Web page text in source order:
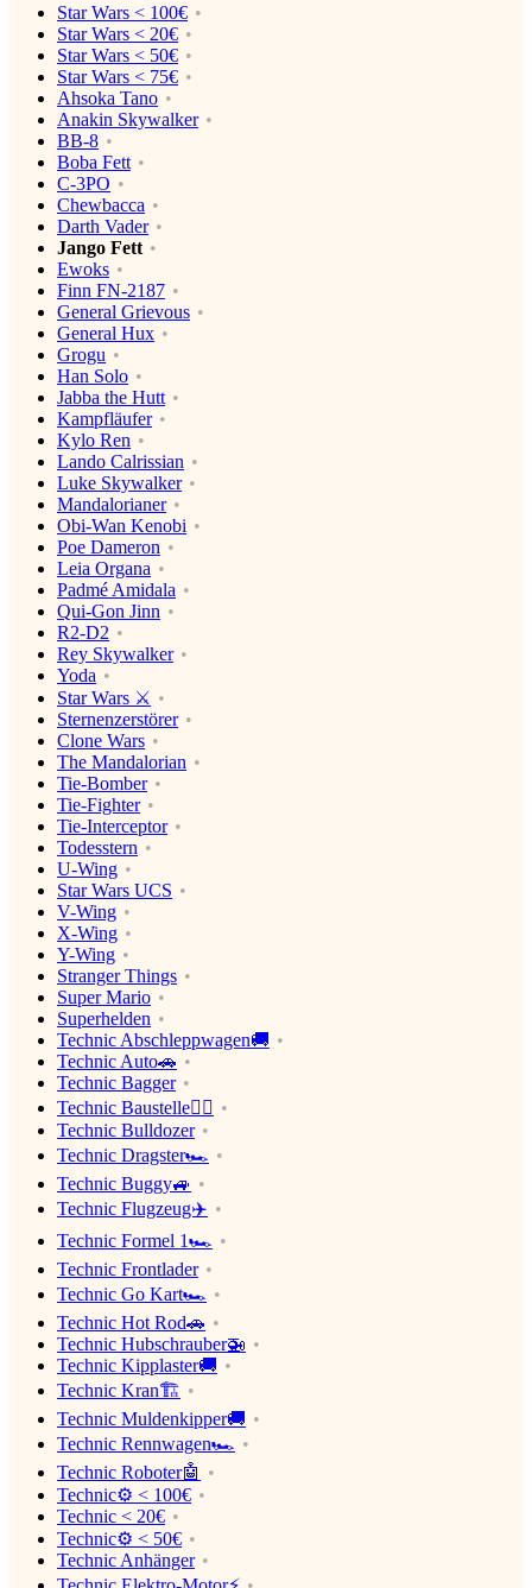
Star Wars < 100€
Star Wars < 20€
Star Wars < 50€
Star Wars < 75€
Ahsoka Tano
Anakin Skywalker
BB-8
Boba Fett
C-3PO
Chewbacca
Darth Vader
Jango Fett
Ewoks
Finn FN-2187
General Grievous
General Hux
Grogu
Han Solo
Jabba the Hutt
Kampfläufer
Kylo Ren
Lando Calrissian
Luke Skywalker
Mandalorianer
Obi-Wan Kenobi
Poe Dameron
Leia Organa
Padmé Amidala
Qui-Gon Jinn
R2-D2
Rey Skywalker
Yoda
Star Wars ⚔️
Sternenzerstörer
Clone Wars
The Mandalorian
Tie-Bomber
Tie-Fighter
Tie-Interceptor
Todesstern
U-Wing
Star Wars UCS
V-Wing
X-Wing
Y-Wing
Stranger Things
Super Mario
Superhelden
Technic Abschleppwagen🚚
Technic Auto🚗
Technic Bagger
Technic Baustelle👷‍♂️
Technic Bulldozer
Technic Dragster🏎
Technic Buggy🚙
Technic Flugzeug✈️
Technic Formel 1🏎
Technic Frontlader
Technic Go Kart🏎
Technic Hot Rod🚗
Technic Hubschrauber🚁
Technic Kipplaster🚚
Technic Kran🏗
Technic Muldenkipper🚚
Technic Rennwagen🏎
Technic Roboter🤖
Technic⚙️ < 100€
Technic < 20€
Technic⚙️ < 50€
Technic Anhänger